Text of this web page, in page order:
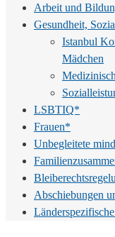
Arbeit und
Gesundheit,
Istanbul
Mädchen
LSBTIQ*
Frauen*
Unbegleitete
Abschiebungen